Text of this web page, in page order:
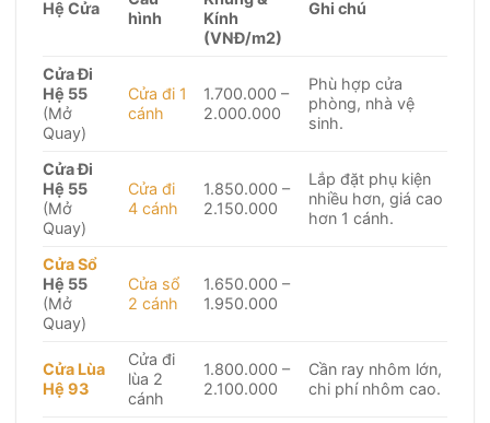
Hệ Cửa
hình
Kính
(VNĐ/m2)
Ghi chú
Cửa Đi
Hệ 55
(Mở
Quay)
Cửa đi 1
cánh
1.700.000 –
2.000.000
Phù hợp cửa
phòng, nhà vệ
sinh.
Cửa Đi
Hệ 55
(Mở
Quay)
Cửa đi
4 cánh
1.850.000 –
2.150.000
Lắp đặt phụ kiện
nhiều hơn, giá cao
hơn 1 cánh.
Cửa Sổ
Hệ 55
(Mở
Quay)
Cửa sổ
2 cánh
1.650.000 –
1.950.000
Cửa Lùa
Hệ 93
Cửa đi
lùa 2
cánh
1.800.000 –
2.100.000
Cần ray nhôm lớn,
chi phí nhôm cao.